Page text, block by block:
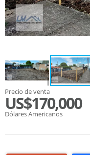
Precio de venta
US$170,000
Dólares Americanos